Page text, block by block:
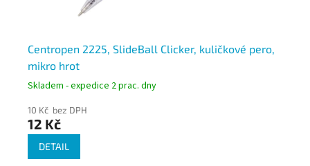
Centropen 2225, SlideBall Clicker, kuličkové pero,
mikro hrot
Skladem - expedice 2 prac. dny
10 Kč bez DPH
12 Kč
DETAIL